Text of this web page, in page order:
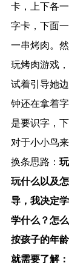
卡，上下各
字卡，下面
一串烤肉。
玩烤肉游戏
试着引导她
钟还在拿着
是要识字，
对于小小鸟
换条思路：
玩什么以及
导，我决定
学什么？怎
按孩子的年
就需要了解